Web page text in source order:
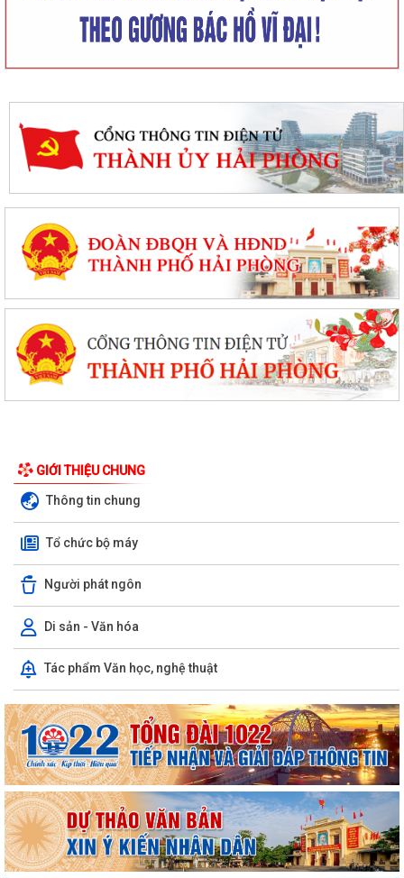
GIỚI THIỆU CHUNG
Thông tin chung
Tổ chức bộ máy
Người phát ngôn
Di sản - Văn hóa
Tác phẩm Văn học, nghệ thuật
dân nhằm khuyến khích phong trào...
100% hộ dân đồng thuận nhận hỗ trợ giải phóng mặt bằng, Tiên Minh
sẵn sàng khởi công Cụm công...
năm 2026
Sử dụng mạng xã hội an toàn trên không gian mạng – chung tay xây
Quyết định của UBND thành phố Hải Phòng về việc công bố danh mục
thủ tục hành chính được sửa đổi,...
Công văn của Sở Y tế về việc công khai Quyết định số 3084/QĐUBND
Xã Tiên Minh đồng loạt ra quân diệt chuột bảo vệ sản xuất vụ mùa
Xã Tiên Minh triển khai lấy mẫu sinh phẩm ADN liệt sĩ chưa xác định
được thông tin
Hải Phòng giảm thời gian giải quyết từ 50% trở lên hơn 1.900 thủ tục
hành chính
Tiên Minh triển khai lấy mẫu hài cốt liệt sĩ phục vụ giám định ADN